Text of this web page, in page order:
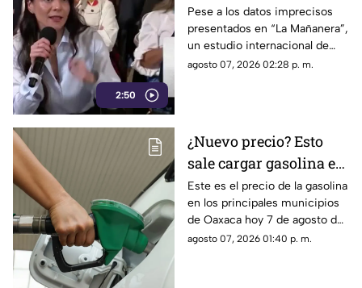
2:50
como el medio líder en
credibilidad y alcance
Pese a los datos imprecisos
presentados en “La Mañanera”,
un estudio internacional de
Reuters confirma que TV
agosto 07, 2026 02:28 p. m.
¿Nuevo precio? Esto
sale cargar gasolina en
Oaxaca este viernes 7
de agosto
Este es el precio de la gasolina
en los principales municipios
de Oaxaca hoy 7 de agosto de
2026; ten en cuenta que el
agosto 07, 2026 01:40 p. m.